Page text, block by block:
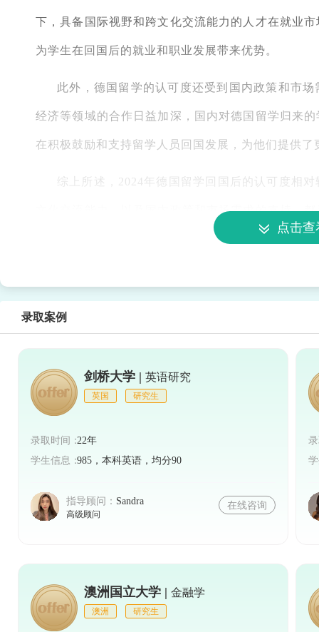
下，具备国际视野和跨文化交流能力的人才在就业
为学生在回国后的就业和职业发展带来优势。
此外，德国留学的认可度还受到国内政策和市
经济等领域的合作日益加深，国内对德国留学归来
在积极鼓励和支持留学人员回国发展，为他们提供了
综上所述，2024年德国留学回国后的认可度相
文化交流能力，以及国内政策和市场需求的支持，
点击
录取案例
剑桥大学 | 英语研究
英国 研究生
录取时间：22年
学生信息：985，本科英语，均分90
指导顾问： Sandra
高级顾问
在线咨询
澳洲国立大学 | 金融学
澳洲 研究生